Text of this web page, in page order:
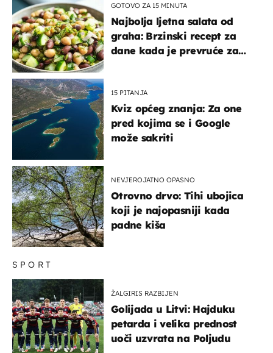
SPORT
ŽALGIRIS RAZBIJEN
Golijada u Litvi: Hajduku
petarda i velika prednost
uoči uzvrata na Poljudu
GOTOVO ZA 15 MINUTA
Najbolja ljetna salata od
graha: Brzinski recept za
dane kada je prevruće za
15 PITANJA
Kviz općeg znanja: Za one
pred kojima se i Google
može sakriti
NEVJEROJATNO OPASNO
Otrovno drvo: Tihi ubojica
koji je najopasniji kada
padne kiša